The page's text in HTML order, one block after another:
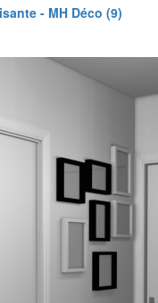
- MH Déco (9)